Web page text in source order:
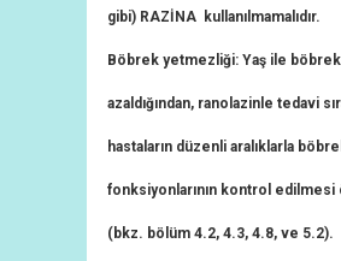
gibi) RAZİNA kullanılmamalıdır.
Böbrek yetmezliği: Yaş ile
azaldığından, ranolazinle tedavi
hastaların düzenli aralıklarla
fonksiyonlarının kontrol
(bkz. bölüm 4.2, 4.3, 4.8, ve 5.2).